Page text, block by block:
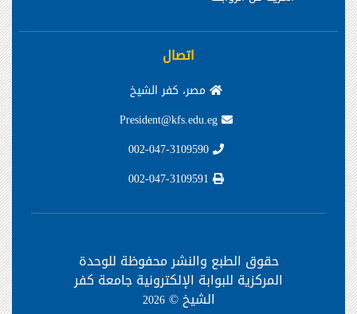
اتصال
مصر، كفر الشيخ
حقوق الطبع والنشر محفوظة للوحدة
المركزية للبوابة الإلكترونية جامعة كفر
الشيخ ©2026